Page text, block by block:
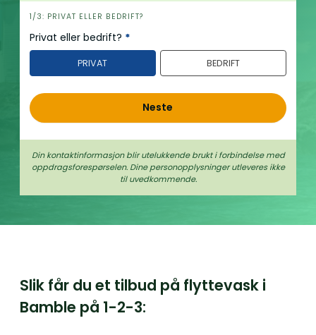
h
e
r
1/3: PRIVAT ELLER BEDRIFT?
Privat eller bedrift? *
PRIVAT BEDRIFT
Neste
Din kontaktinformasjon blir utelukkende brukt i forbindelse med
oppdrags­forespørselen. Dine person­­opplysninger utleveres ikke
til uvedkommende.
Slik får du et tilbud på flyttevask i
Bamble på 1-2-3: